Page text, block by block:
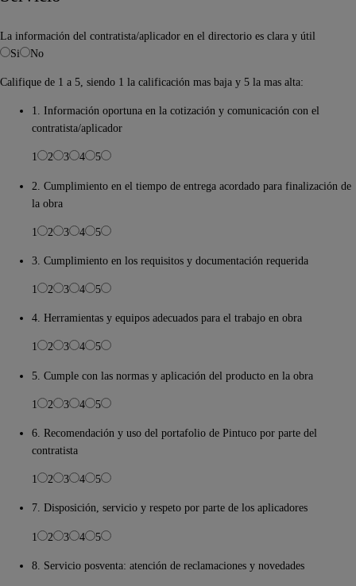
La información del contratista/aplicador en el directorio es clara y útil
Si
No
Califique de 1 a 5, siendo 1 la calificación mas baja y 5 la mas alta:
1. Información oportuna en la cotización y comunicación con el
contratista/aplicador
1 2 3 4 5
2. Cumplimiento en el tiempo de entrega acordado para finalización de
la obra
1 2 3 4 5
3. Cumplimiento en los requisitos y documentación requerida
1 2 3 4 5
4. Herramientas y equipos adecuados para el trabajo en obra
1 2 3 4 5
5. Cumple con las normas y aplicación del producto en la obra
1 2 3 4 5
6. Recomendación y uso del portafolio de Pintuco por parte del
contratista
1 2 3 4 5
7. Disposición, servicio y respeto por parte de los aplicadores
1 2 3 4 5
8. Servicio posventa: atención de reclamaciones y novedades